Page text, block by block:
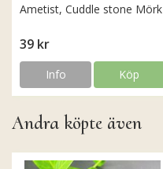
Ametist, Cuddle stone Mörk
39 kr
Info Köp
Andra köpte även